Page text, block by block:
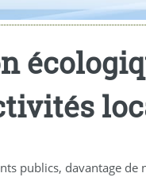
publics, davantage